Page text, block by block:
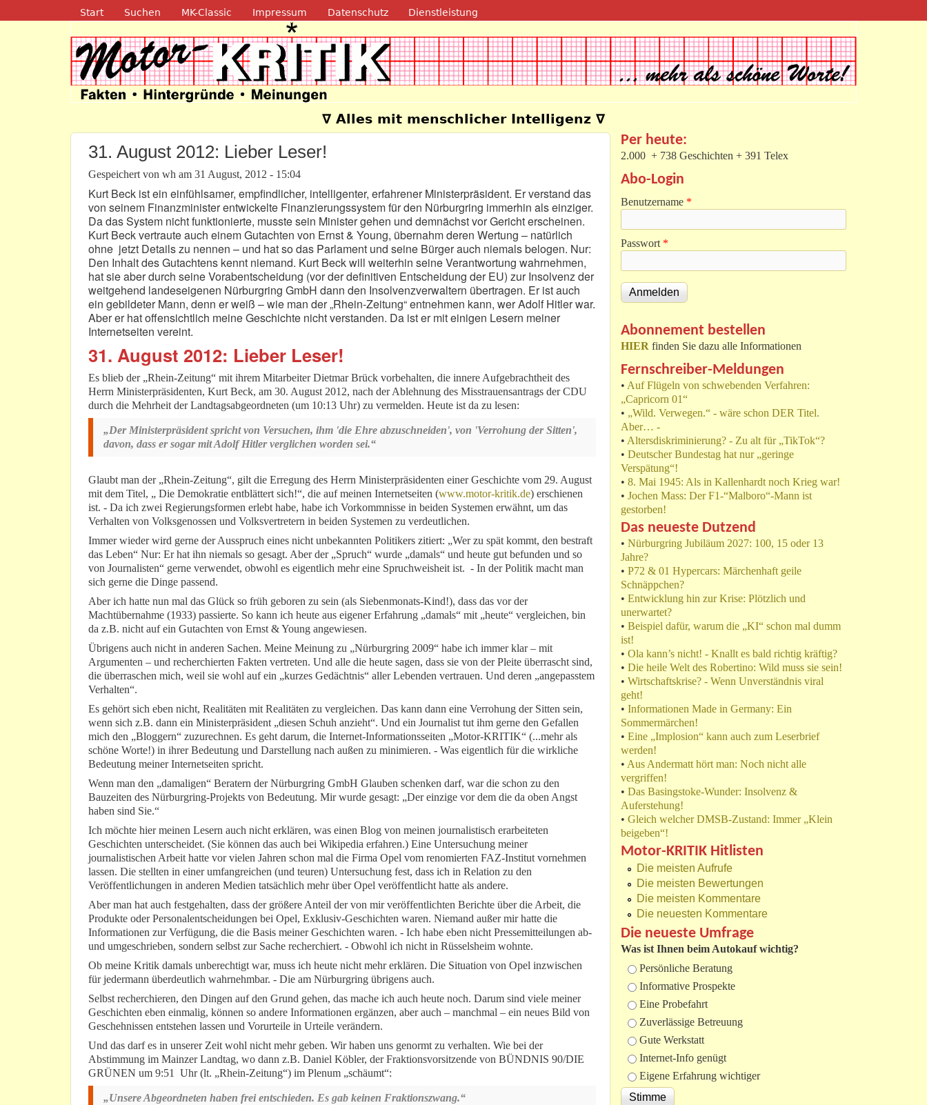
Direkt zum Inhalt
Navigation
Start Suchen MK-Classic Impressum Datenschutz Dienstleistung
Motor-Kritik.de∇ Alles mit menschlicher Intelligenz ∇
31. August 2012: Lieber Leser!
Gespeichert von wh am 31 August, 2012 - 15:04
Kurt Beck ist ein einfühlsamer, empfindlicher, intelligenter, erfahrener Ministerpräsident. Er verstand das
von seinem Finanzminister entwickelte Finanzierungssystem für den Nürburgring immerhin als einziger.
Da das System nicht funktionierte, musste sein Minister gehen und demnächst vor Gericht erscheinen.
Kurt Beck vertraute auch einem Gutachten von Ernst & Young, übernahm deren Wertung – natürlich
ohne jetzt Details zu nennen – und hat so das Parlament und seine Bürger auch niemals belogen. Nur:
Den Inhalt des Gutachtens kennt niemand. Kurt Beck will weiterhin seine Verantwortung wahrnehmen,
hat sie aber durch seine Vorabentscheidung (vor der definitiven Entscheidung der EU) zur Insolvenz der
weitgehend landeseigenen Nürburgring GmbH dann den Insolvenzverwaltern übertragen. Er ist auch
ein gebildeter Mann, denn er weiß – wie man der „Rhein-Zeitung“ entnehmen kann, wer Adolf Hitler war.
Aber er hat offensichtlich meine Geschichte nicht verstanden. Da ist er mit einigen Lesern meiner
Internetseiten vereint.
31. August 2012: Lieber Leser!
Es blieb der „Rhein-Zeitung“ mit ihrem Mitarbeiter Dietmar Brück vorbehalten, die innere Aufgebrachtheit des
Herrn Ministerpräsidenten, Kurt Beck, am 30. August 2012, nach der Ablehnung des Misstrauensantrags der CDU
durch die Mehrheit der Landtagsabgeordneten (um 10:13 Uhr) zu vermelden. Heute ist da zu lesen:
„Der Ministerpräsident spricht von Versuchen, ihm 'die Ehre abzuschneiden', von 'Verrohung der Sitten',
davon, dass er sogar mit Adolf Hitler verglichen worden sei.“
Glaubt man der „Rhein-Zeitung“, gilt die Erregung des Herrn Ministerpräsidenten einer Geschichte vom 29. August
mit dem Titel, „ Die Demokratie entblättert sich!“, die auf meinen Internetseiten (www.motor-kritik.de) erschienen
ist. - Da ich zwei Regierungsformen erlebt habe, habe ich Vorkommnisse in beiden Systemen erwähnt, um das
Verhalten von Volksgenossen und Volksvertretern in beiden Systemen zu verdeutlichen.
Immer wieder wird gerne der Ausspruch eines nicht unbekannten Politikers zitiert: „Wer zu spät kommt, den bestraft
das Leben“ Nur: Er hat ihn niemals so gesagt. Aber der „Spruch“ wurde „damals“ und heute gut befunden und so
von Journalisten“ gerne verwendet, obwohl es eigentlich mehr eine Spruchweisheit ist. - In der Politik macht man
sich gerne die Dinge passend.
Aber ich hatte nun mal das Glück so früh geboren zu sein (als Siebenmonats-Kind!), dass das vor der
Machtübernahme (1933) passierte. So kann ich heute aus eigener Erfahrung „damals“ mit „heute“ vergleichen, bin
da z.B. nicht auf ein Gutachten von Ernst & Young angewiesen.
Übrigens auch nicht in anderen Sachen. Meine Meinung zu „Nürburgring 2009“ habe ich immer klar – mit
Argumenten – und recherchierten Fakten vertreten. Und alle die heute sagen, dass sie von der Pleite überrascht sind,
die überraschen mich, weil sie wohl auf ein „kurzes Gedächtnis“ aller Lebenden vertrauen. Und deren „angepasstem
Verhalten“.
Es gehört sich eben nicht, Realitäten mit Realitäten zu vergleichen. Das kann dann eine Verrohung der Sitten sein,
wenn sich z.B. dann ein Ministerpräsident „diesen Schuh anzieht“. Und ein Journalist tut ihm gerne den Gefallen
mich den „Bloggern“ zuzurechnen. Es geht darum, die Internet-Informationsseiten „Motor-KRITIK“ (...mehr als
schöne Worte!) in ihrer Bedeutung und Darstellung nach außen zu minimieren. - Was eigentlich für die wirkliche
Bedeutung meiner Internetseiten spricht.
Wenn man den „damaligen“ Beratern der Nürburgring GmbH Glauben schenken darf, war die schon zu den
Bauzeiten des Nürburgring-Projekts von Bedeutung. Mir wurde gesagt: „Der einzige vor dem die da oben Angst
haben sind Sie.“
Ich möchte hier meinen Lesern auch nicht erklären, was einen Blog von meinen journalistisch erarbeiteten
Geschichten unterscheidet. (Sie können das auch bei Wikipedia erfahren.) Eine Untersuchung meiner
journalistischen Arbeit hatte vor vielen Jahren schon mal die Firma Opel vom renomierten FAZ-Institut vornehmen
lassen. Die stellten in einer umfangreichen (und teuren) Untersuchung fest, dass ich in Relation zu den
Veröffentlichungen in anderen Medien tatsächlich mehr über Opel veröffentlicht hatte als andere.
Aber man hat auch festgehalten, dass der größere Anteil der von mir veröffentlichten Berichte über die Arbeit, die
Produkte oder Personalentscheidungen bei Opel, Exklusiv-Geschichten waren. Niemand außer mir hatte die
Informationen zur Verfügung, die die Basis meiner Geschichten waren. - Ich habe eben nicht Pressemitteilungen ab-
und umgeschrieben, sondern selbst zur Sache recherchiert. - Obwohl ich nicht in Rüsselsheim wohnte.
Ob meine Kritik damals unberechtigt war, muss ich heute nicht mehr erklären. Die Situation von Opel inzwischen
für jedermann überdeutlich wahrnehmbar. - Die am Nürburgring übrigens auch.
Selbst recherchieren, den Dingen auf den Grund gehen, das mache ich auch heute noch. Darum sind viele meiner
Geschichten eben einmalig, können so andere Informationen ergänzen, aber auch – manchmal – ein neues Bild von
Geschehnissen entstehen lassen und Vorurteile in Urteile verändern.
Und das darf es in unserer Zeit wohl nicht mehr geben. Wir haben uns genormt zu verhalten. Wie bei der
Abstimmung im Mainzer Landtag, wo dann z.B. Daniel Köbler, der Fraktionsvorsitzende von BÜNDNIS 90/DIE
GRÜNEN um 9:51 Uhr (lt. „Rhein-Zeitung“) im Plenum „schäumt“:
„Unsere Abgeordneten haben frei entschieden. Es gab keinen Fraktionszwang.“
Per heute:
2.000 + 738 Geschichten + 391 Telex
Abo-Login
Benutzername *
Passwort *
Abonnement bestellen
HIER finden Sie dazu alle Informationen
Fernschreiber-Meldungen
• Auf Flügeln von schwebenden Verfahren:
„Capricorn 01“
• „Wild. Verwegen.“ - wäre schon DER Titel.
Aber… -
• Altersdiskriminierung? - Zu alt für „TikTok“?
• Deutscher Bundestag hat nur „geringe
Verspätung“!
• 8. Mai 1945: Als in Kallenhardt noch Krieg war!
• Jochen Mass: Der F1-“Malboro“-Mann ist
gestorben!
Das neueste Dutzend
• Nürburgring Jubiläum 2027: 100, 15 oder 13
Jahre?
• P72 & 01 Hypercars: Märchenhaft geile
Schnäppchen?
• Entwicklung hin zur Krise: Plötzlich und
unerwartet?
• Beispiel dafür, warum die „KI“ schon mal dumm
ist!
• Ola kann’s nicht! - Knallt es bald richtig kräftig?
• Die heile Welt des Robertino: Wild muss sie sein!
• Wirtschaftskrise? - Wenn Unverständnis viral
geht!
• Informationen Made in Germany: Ein
Sommermärchen!
• Eine „Implosion“ kann auch zum Leserbrief
werden!
• Aus Andermatt hört man: Noch nicht alle
vergriffen!
• Das Basingstoke-Wunder: Insolvenz &
Auferstehung!
• Gleich welcher DMSB-Zustand: Immer „Klein
beigeben“!
Motor-KRITIK Hitlisten
Die meisten Aufrufe
Die meisten Bewertungen
Die meisten Kommentare
Die neuesten Kommentare
Die neueste Umfrage
Was ist Ihnen beim Autokauf wichtig?
Auswahlmöglichkeiten
Persönliche Beratung
Informative Prospekte
Eine Probefahrt
Zuverlässige Betreuung
Gute Werkstatt
Internet-Info genügt
Eigene Erfahrung wichtiger